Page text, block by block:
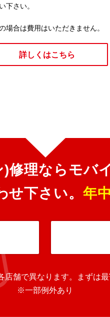
下さい。
場合は費用はいただきません。
詳しくはこちら
理ならモバ
せ下さい。 年
店舗で異なります。
まずは
※一部例外あり